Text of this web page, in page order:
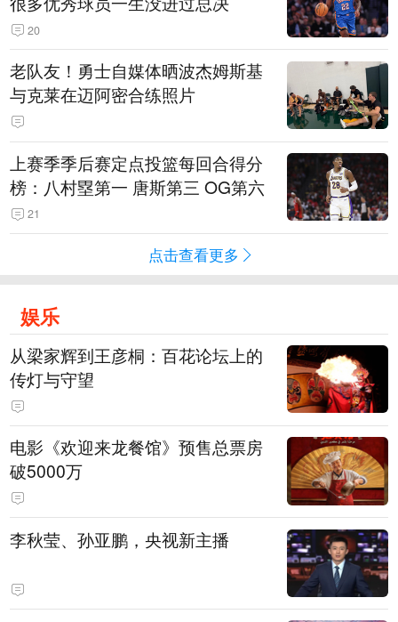
20
老队友！勇士自媒体晒波杰姆斯基
与克莱在迈阿密合练照片
上赛季季后赛定点投篮每回合得分
榜：八村塁第一 唐斯第三 OG第六
21
点击查看更多
娱乐
从梁家辉到王彦桐：百花论坛上的
传灯与守望
电影《欢迎来龙餐馆》预售总票房
破5000万
李秋莹、孙亚鹏，央视新主播